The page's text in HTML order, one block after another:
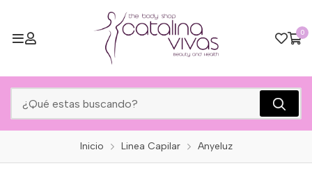
0
Inicio Linea Capilar Anyeluz